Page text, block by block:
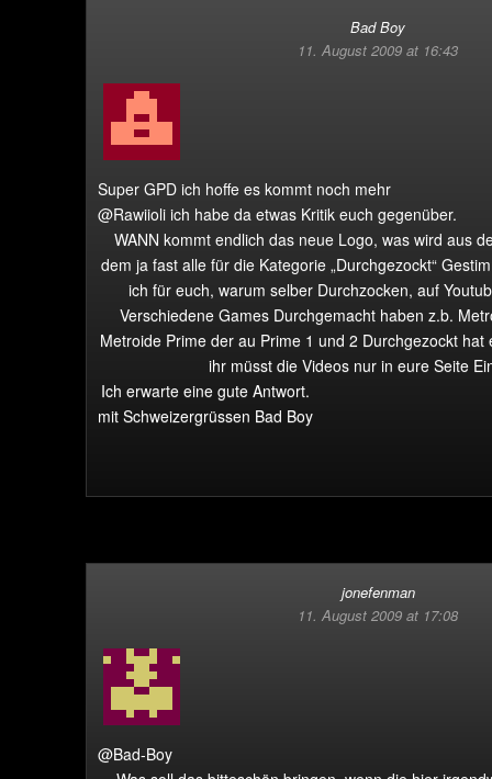
Bad Boy
11. August 2009 at 16:43
Super GPD ich hoffe es kommt noch mehr
@Rawiioli ich habe da etwas Kritik euch gegenüber.
WANN kommt endlich das neue Logo, was wird aus
dem ja fast alle für die Kategorie „Durchgezockt“
ich für euch, warum selber Durchzocken, auf
Verschiedene Games Durchgemacht haben z.b.
Metroide Prime der au Prime 1 und 2 Durchgezockt hat
ihr müsst die Videos nur in eure Seite
Ich erwarte eine gute Antwort.
mit Schweizergrüssen Bad Boy
jonefenman
11. August 2009 at 17:08
@Bad-Boy